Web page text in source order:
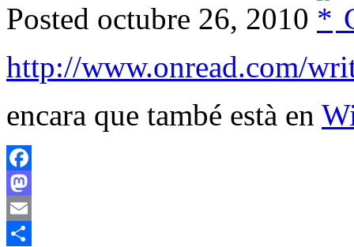
Posted octubre 26, 2010
http://www.onread.com/
encara que també està en
Facebook
Mastodon
Email